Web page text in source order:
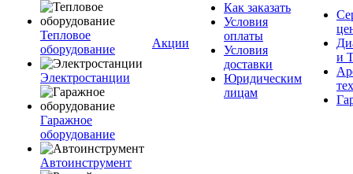
Тепловое
оборудование
Электростанции
Гаражное
оборудование
Автоинструмент
Акции
Как заказать
Условия
оплаты
Условия
доставки
Юридическим
лицам
и